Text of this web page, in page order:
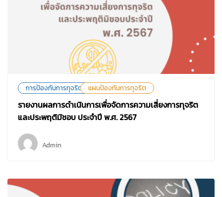
การป้องกันการทุจริต แผนป้องกันการทุจริต
รายงานผลการดำเนินการเพื่อจัดการความเสี่ยงการทุจริต
และประพฤติมิชอบ ประจำปี พ.ศ. 2567
Admin